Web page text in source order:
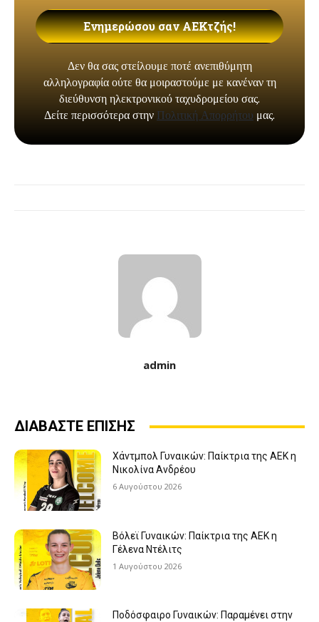
admin
ΔΙΑΒΑΣΤΕ ΕΠΙΣΗΣ
Χάντμπολ Γυναικών: Παίκτρια της ΑΕΚ η
Νικολίνα Ανδρέου
6 Αυγούστου 2026
Βόλεϊ Γυναικών: Παίκτρια της ΑΕΚ η
Γέλενα Ντέλιτς
1 Αυγούστου 2026
Ποδόσφαιρο Γυναικών: Παραμένει στην